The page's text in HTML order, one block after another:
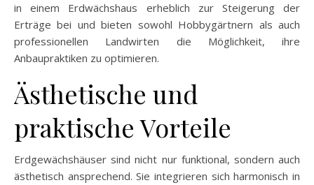
in einem Erdwächshaus erheblich zur Steigerung der
Erträge bei und bieten sowohl Hobbygärtnern als auch
professionellen Landwirten die Möglichkeit, ihre
Anbaupraktiken zu optimieren.
Ästhetische und
praktische Vorteile
Erdgewächshäuser sind nicht nur funktional, sondern auch
ästhetisch ansprechend. Sie integrieren sich harmonisch in